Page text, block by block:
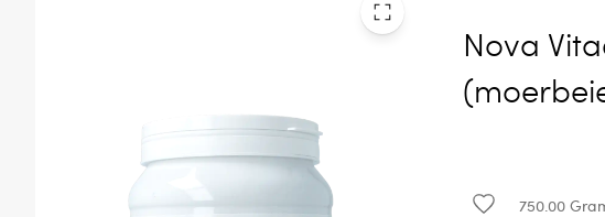
Nova
750.00